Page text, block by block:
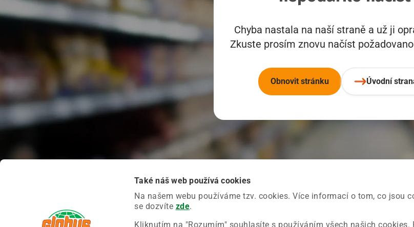
Také náš web používá cookies
Na našem webu používáme tzv. cookies. Více informací o tom, co jsou
se dozvíte zde.
Kliknutím na "Rozumím" souhlasíte s používáním všech našich cookies.
Chyba nastala na naší straně a už ji
Zkuste prosím znovu načíst
Obnovit stránku Úvodní